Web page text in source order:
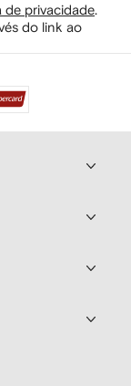
de privacidade
do link ao